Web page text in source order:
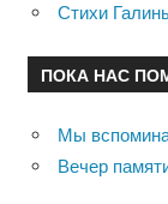
Стихи
ПОКА НАС
Мы
Вечер